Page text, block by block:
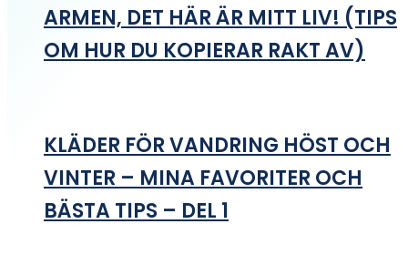
ARMEN, DET HÄR ÄR MITT LIV! (TIPS
OM HUR DU KOPIERAR RAKT AV)
KLÄDER FÖR VANDRING HÖST OCH
VINTER – MINA FAVORITER OCH
BÄSTA TIPS – DEL 1